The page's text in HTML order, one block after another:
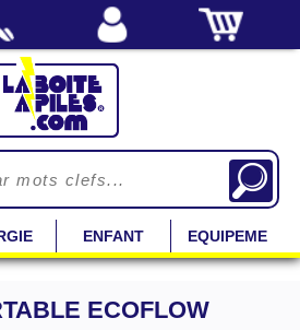
ENFANT EQUIPEMENT
ECOFLOW